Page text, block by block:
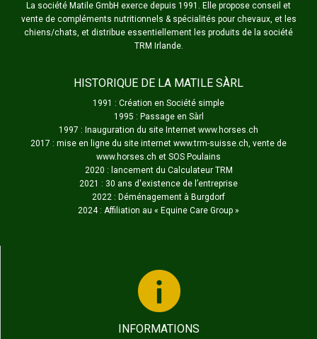
La société Matile GmbH exerce depuis 1991. Elle propose conseil et
vente de compléments nutritionnels & spécialités pour chevaux, et les
chiens/chats, et distribue essentiellement les produits de la société
TRM Irlande.
HISTORIQUE DE LA MATILE SÀRL
1991 : Création en Société simple
1995 : Passage en Sàrl
1997 : Inauguration du site Internet www.horses.ch
2017 : mise en ligne du site internet www.trm-suisse.ch, vente de
www.horses.ch et SOS Poulains
2020 : lancement du Calculateur TRM
2021 : 30 ans d'existence de l’entreprise
2022 : Déménagement à Burgdorf
2024 : Affiliation au « Equine Care Group »
INFORMATIONS